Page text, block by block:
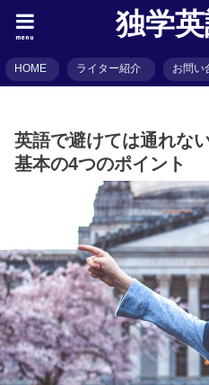
独学英
menu
HOME ライター紹介 お問い
英語で避けては通れな
基本の4つのポイント